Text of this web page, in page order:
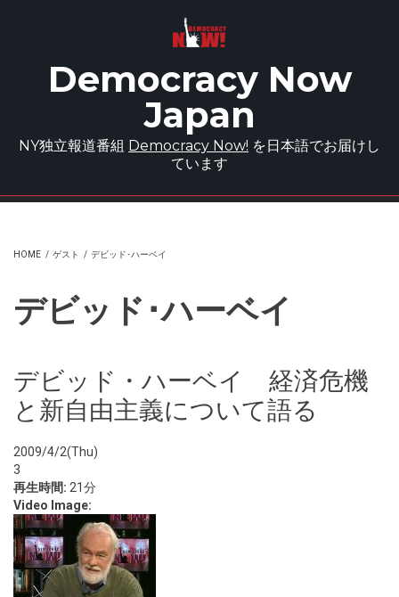
Democracy Now
Japan
NY独立報道番組 Democracy Now! を日本語でお届けし
ています
HOME / ゲスト / デビッド･ハーベイ
デビッド･ハーベイ
デビッド・ハーベイ 経済危機
と新自由主義について語る
2009/4/2(Thu)
3
再生時間: 21分
Video Image: